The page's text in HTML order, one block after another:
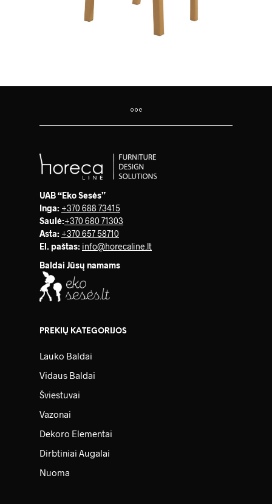
UAB “Eko Sesės”
Inga: +370 688 73415
Saulė:+370 680 71303
Asta: +370 657 58710
El. paštas: info@horecaline.lt
Baldai Jūsų namams
PREKIŲ KATEGORIJOS
Lauko Baldai
Vidaus Baldai
Šviestuvai
Vazonai
Dekoro Elementai
Dirbtiniai Augalai
Nuoma